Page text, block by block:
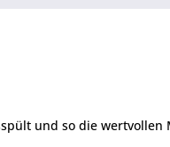
und so die